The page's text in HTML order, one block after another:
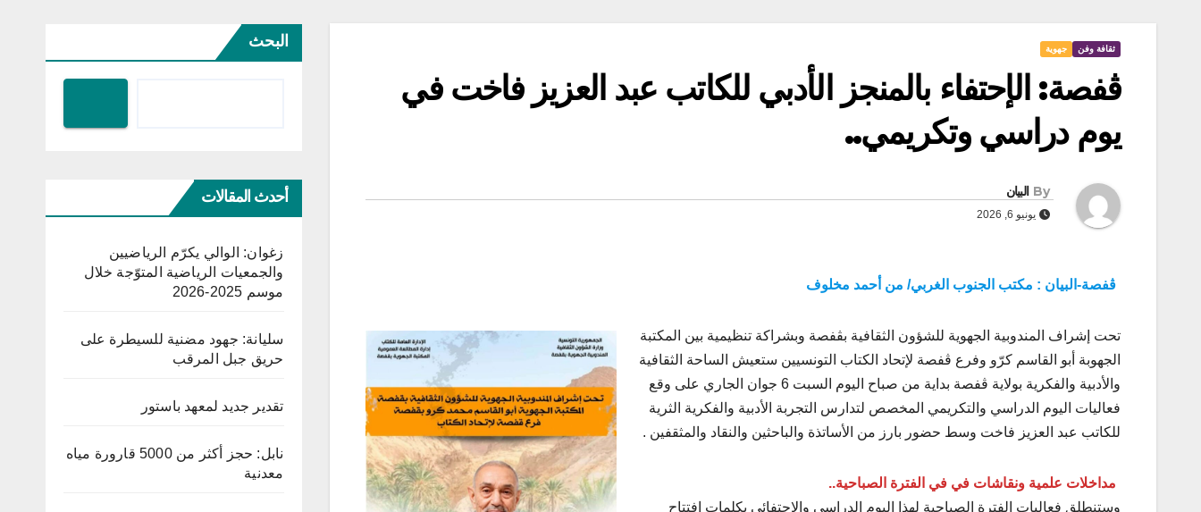
ثقافة وفن جهوية
ڨفصة: الإحتفاء بالمنجز الأدبي للكاتب عبد العزيز فاخت في
يوم دراسي وتكريمي..
By البيان
يونيو 6, 2026
ڨفصة-البيان : مكتب الجنوب الغربي/ من أحمد مخلوف
تحت إشراف المندوبية الجهوية للشؤون الثقافية بڨفصة وبشراكة تنظيمية بين المكتبة
الجهوبة أبو القاسم كرّو وفرع ڨفصة لإتحاد الكتاب التونسيين ستعيش الساحة الثقافية
والأدبية والفكرية بولاية ڨفصة بداية من صباح اليوم السبت 6 جوان الجاري على وقع
فعاليات اليوم الدراسي والتكريمي المخصص لتدارس التجربة الأدبية والفكرية الثرية
للكاتب عبد العزيز فاخت وسط حضور بارز من الأساتذة والباحثين والنقاد والمثقفين .
مداخلات علمية ونقاشات في في الفترة الصباحية..
وستنطلق فعاليات الفترة الصباحية لهذا اليوم الدراسي والإحتفائي بكلمات إفتتاح
البحث
أحدث المقالات
زغوان: الوالي يكرّم الرياضيين
والجمعيات الرياضية المتوّجة خلال
موسم 2025-2026
سليانة: جهود مضنية للسيطرة على
حريق جبل المرقب
تقدير جديد لمعهد باستور
نابل: حجز أكثر من 5000 قارورة مياه
معدنية